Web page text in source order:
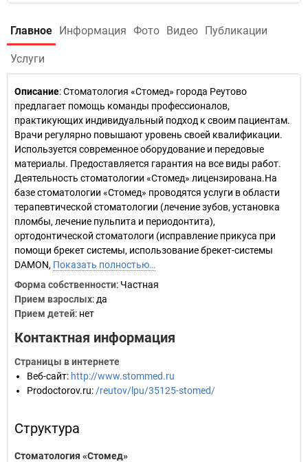
Главное Информация Фото Видео Публикации
Услуги
Описание: Стоматология «Стомед» города Реутово
предлагает помощь команды профессионалов,
практикующих индивидуальный подход к своим пациентам.
Врачи регулярно повышают уровень своей квалификации.
Используется современное оборудование и передовые
материалы. Предоставляется гарантия на все виды работ.
Деятельность стоматологии «Стомед» лицензирована.На
базе стоматологии «Стомед» проводятся услуги в области
терапевтической стоматологии (лечение зубов, установка
пломбы, лечение пульпита и периодонтита),
ортодонтической стоматологи (исправление прикуса при
помощи брекет системы, использование брекет-системы
DAMON, Показать полностью…
Форма собственности: Частная
Прием взрослых: да
Прием детей: нет
Контактная информация
Страницы в интернете
Веб-сайт: http://www.stommed.ru
Prodoctorov.ru: /reutov/lpu/35125-stomed/
Структура
Стоматология «Стомед»